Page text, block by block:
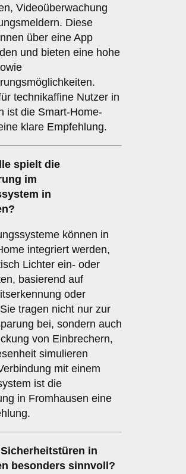
Videoüberwachung
Diese
über eine App
und bieten eine hohe
technikaffine Nutzer in
ist die Smart-Home-
klare Empfehlung.
spielt die
im
in
können in
integriert werden,
Lichter ein- oder
basierend auf
oder
tragen nicht nur zur
bei, sondern auch
von Einbrechern,
simulieren
mit einem
ist die
in Fromhausen eine
Sicherheitstüren in
besonders sinnvoll?